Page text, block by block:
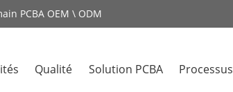
PCBA OEM \ ODM
Qualité Solution PCBA Processus